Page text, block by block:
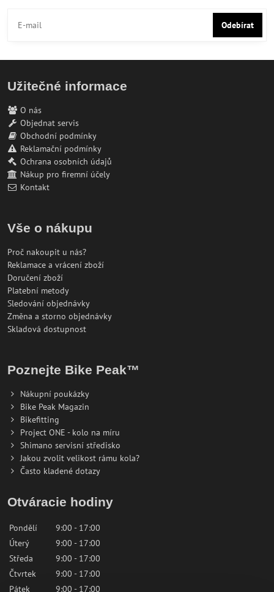
Odebírat
Užitečné informace
O nás
Objednat servis
Obchodní podmínky
Reklamační podmínky
Ochrana osobních údajů
Nákup pro firemní účely
Kontakt
Vše o nákupu
Proč nakoupit u nás?
Reklamace a vrácení zboží
Doručení zboží
Platební metody
Sledování objednávky
Změna a storno objednávky
Skladová dostupnost
Poznejte Bike Peak™
Nákupní poukázky
Bike Peak Magazin
Bikefitting
Project ONE - kolo na míru
Shimano servisní středisko
Jakou zvolit velikost rámu kola?
Často kladené dotazy
Otváracie hodiny
Pondělí
9:00 - 17:00
Úterý
9:00 - 17:00
Středa
9:00 - 17:00
Čtvrtek
9:00 - 17:00
Pátek
9:00 - 17:00